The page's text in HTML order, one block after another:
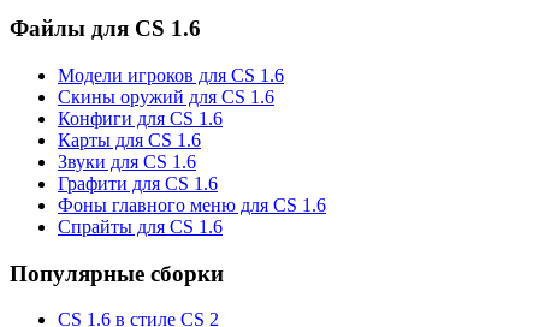
Файлы для CS 1.6
Модели игроков для CS 1.6
Скины оружий для CS 1.6
Конфиги для CS 1.6
Карты для CS 1.6
Звуки для CS 1.6
Графити для CS 1.6
Фоны главного меню для CS 1.6
Спрайты для CS 1.6
Популярные сборки
CS 1.6 в стиле CS 2